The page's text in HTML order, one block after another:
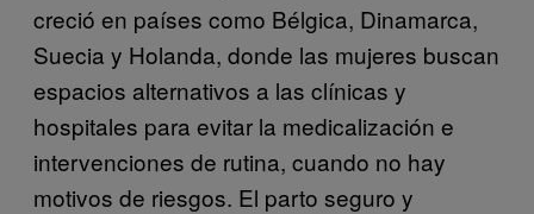
creció en países como Bélgica, Dinamarca,
Suecia y Holanda, donde las mujeres buscan
espacios alternativos a las clínicas y
hospitales para evitar la medicalización e
intervenciones de rutina, cuando no hay
motivos de riesgos. El parto seguro y